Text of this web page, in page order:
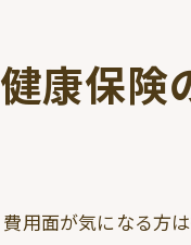
健康保険
用面が気になる方